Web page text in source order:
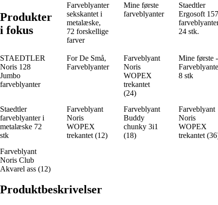
Produkter
i fokus
Farveblyanter
sekskantet i
metalæske,
72 forskellige
farver
Mine første
farveblyanter
Staedtler
Ergosoft 157
24 stk.
STAEDTLER
Noris 128
Jumbo
farveblyanter
For De Små,
Farveblyanter
Farveblyant
Noris
WOPEX
trekantet
(24)
Mine første -
8 stk
Staedtler
farveblyanter i
metalæske 72
stk
Farveblyant
Noris
WOPEX
trekantet (12)
Farveblyant
Buddy
chunky 3i1
(18)
Farveblyant
Noris
WOPEX
trekantet
Farveblyant
Noris Club
Akvarel ass (12)
Produktbeskrivelser